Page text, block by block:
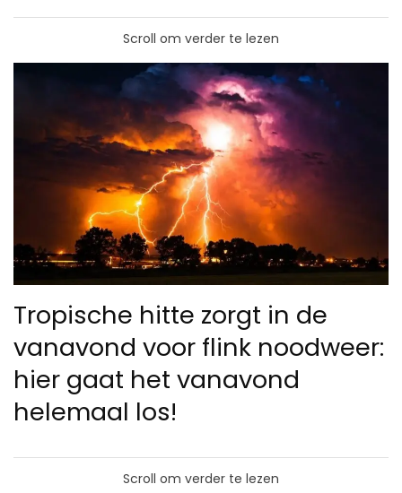
Scroll om verder te lezen
Tropische hitte zorgt in de
vanavond voor flink noodweer:
hier gaat het vanavond
helemaal los!
Scroll om verder te lezen